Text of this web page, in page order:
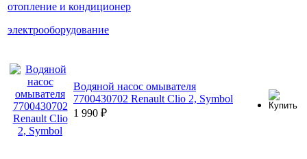
отопление и кондиционер
электрооборудование
Водяной насос омывателя
7700430702 Renault Clio 2, Symbol
1 990 ₽